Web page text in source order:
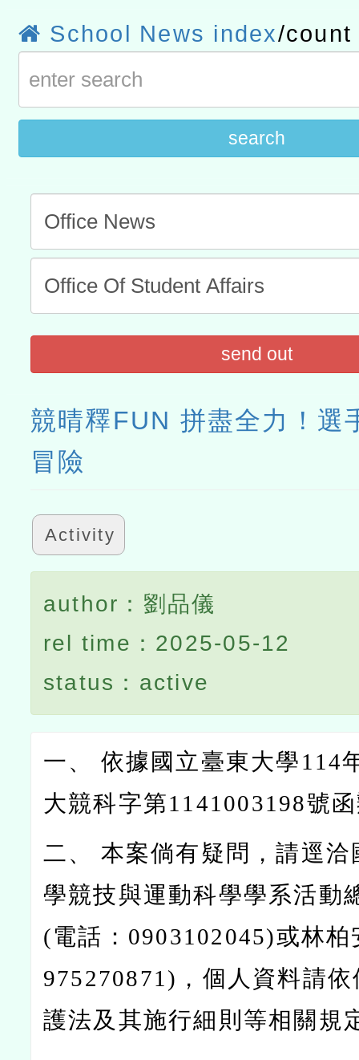
研究院辦理「115年表揚
位及節水達人選拔活動」
115年8月22日(星期六)辦
市孔廟祈福系列活動—儒
航」
2026年桃園地景藝術節教
School News index/count
search
send out
競晴釋FUN 拼盡全力！選
冒險
Activity
author：劉品儀
rel time：2025-05-12
status：active
一、 依據國立臺東大學114
大競科字第1141003198號
二、 本案倘有疑問，請逕洽
學競技與運動科學學系活動
(電話：0903102045)或林
975270871)，個人資料請
護法及其施行細則等相關規